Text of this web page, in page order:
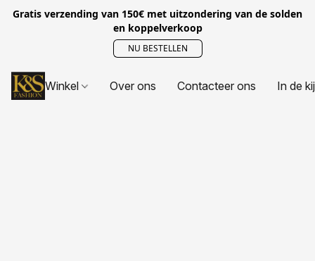
Gratis verzending van 150€ met uitzondering van de solden
en koppelverkoop
NU BESTELLEN
Winkel Over ons Contacteer ons In de